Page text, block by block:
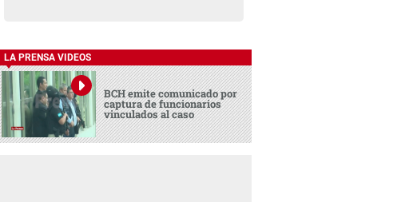
LA PRENSA VIDEOS
BCH emite comunicado por
captura de funcionarios
vinculados al caso